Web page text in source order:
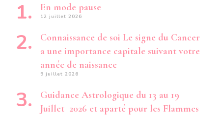
En mode pause
12 juillet 2026
Connaissance de soi Le signe du Cancer
a une importance capitale suivant votre
année de naissance
9 juillet 2026
Guidance Astrologique du 13 au 19
Juillet 2026 et aparté pour les Flammes